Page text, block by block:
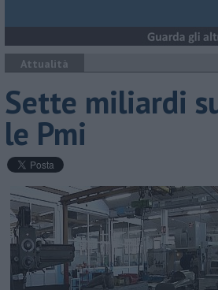
Attualità
Sette miliardi
le Pmi